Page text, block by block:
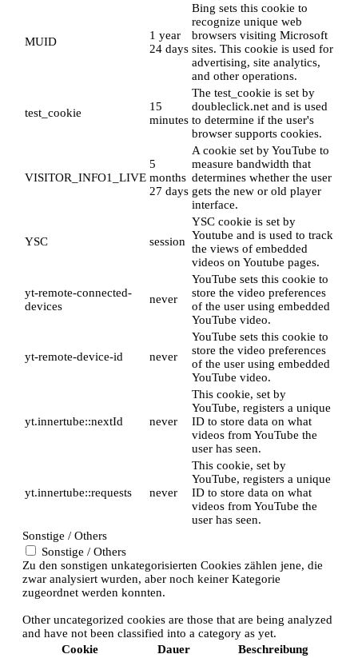
MUID
1 year
24 days
Bing sets this cookie to
recognize unique web
browsers visiting Microsoft
sites. This cookie is used for
advertising, site analytics,
and other operations.
test_cookie
15
minutes
The test_cookie is set by
doubleclick.net and is used
to determine if the user's
browser supports cookies.
VISITOR_INFO1_LIVE
5
months
27 days
A cookie set by YouTube to
measure bandwidth that
determines whether the user
gets the new or old player
interface.
YSC session
YSC cookie is set by
Youtube and is used to track
the views of embedded
videos on Youtube pages.
yt-remote-connected-
devices
never
YouTube sets this cookie to
store the video preferences
of the user using embedded
YouTube video.
yt-remote-device-id never
YouTube sets this cookie to
store the video preferences
of the user using embedded
YouTube video.
yt.innertube::nextId never
This cookie, set by
YouTube, registers a unique
ID to store data on what
videos from YouTube the
user has seen.
yt.innertube::requests never
This cookie, set by
YouTube, registers a unique
ID to store data on what
videos from YouTube the
user has seen.
Sonstige / Others
Sonstige / Others
Zu den sonstigen unkategorisierten Cookies zählen jene, die
zwar analysiert wurden, aber noch keiner Kategorie
zugeordnet werden konnten.
Other uncategorized cookies are those that are being analyzed
and have not been classified into a category as yet.
Cookie
Dauer
Beschreibung